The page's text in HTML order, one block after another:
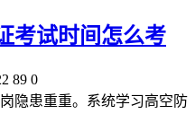
考试时间怎么考
89 0
隐患重重。系统学习高空防